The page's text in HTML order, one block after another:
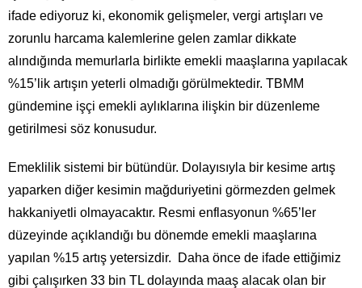
ifade ediyoruz ki, ekonomik gelişmeler, vergi artışları ve
zorunlu harcama kalemlerine gelen zamlar dikkate
alındığında memurlarla birlikte emekli maaşlarına yapılacak
%15’lik artışın yeterli olmadığı görülmektedir. TBMM
gündemine işçi emekli aylıklarına ilişkin bir düzenleme
getirilmesi söz konusudur.
Emeklilik sistemi bir bütündür. Dolayısıyla bir kesime artış
yaparken diğer kesimin mağduriyetini görmezden gelmek
hakkaniyetli olmayacaktır. Resmi enflasyonun %65’ler
düzeyinde açıklandığı bu dönemde emekli maaşlarına
yapılan %15 artış yetersizdir. Daha önce de ifade ettiğimiz
gibi çalışırken 33 bin TL dolayında maaş alacak olan bir